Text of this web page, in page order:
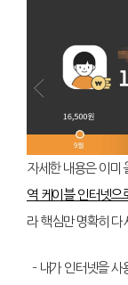
자세한 내용은 이미
역 케이블 인터넷으
라 핵심만 명확히 다
– 내가 인터넷을